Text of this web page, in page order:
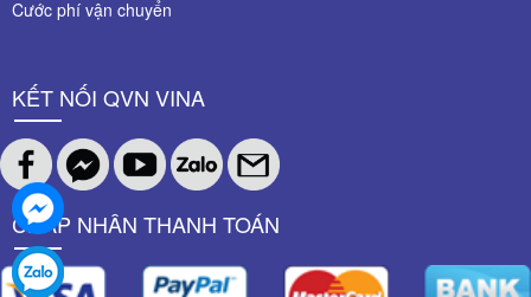
Cước phí vận chuyển
KẾT NỐI QVN VINA
CHẤP NHÂN THANH TOÁN